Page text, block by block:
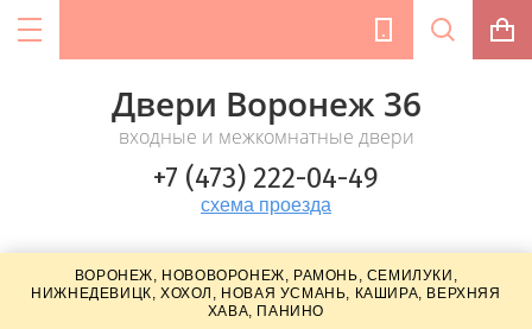
Двери Воронеж 36
входные и межкомнатные двери
+7 (473) 222-04-49
схема проезда
ВОРОНЕЖ, НОВОВОРОНЕЖ, РАМОНЬ, СЕМИЛУКИ,
НИЖНЕДЕВИЦК, ХОХОЛ, НОВАЯ УСМАНЬ, КАШИРА, ВЕРХНЯЯ
ХАВА, ПАНИНО
Название: